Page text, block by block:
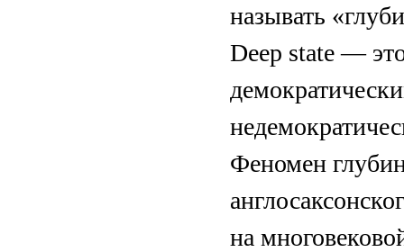
называть
Deep state —
Феномен
на